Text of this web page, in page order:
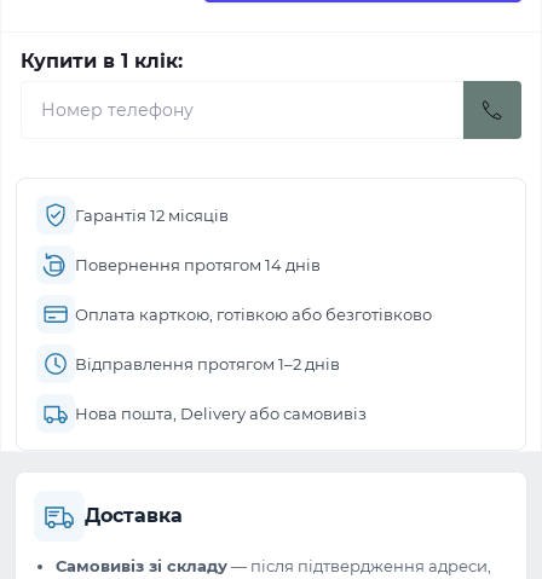
Купити в 1 клік:
Гарантія 12 місяців
Повернення протягом 14 днів
Оплата карткою, готівкою або безготівково
Відправлення протягом 1–2 днів
Нова пошта, Delivery або самовивіз
Доставка
Самовивіз зі складу— після підтвердження адреси,